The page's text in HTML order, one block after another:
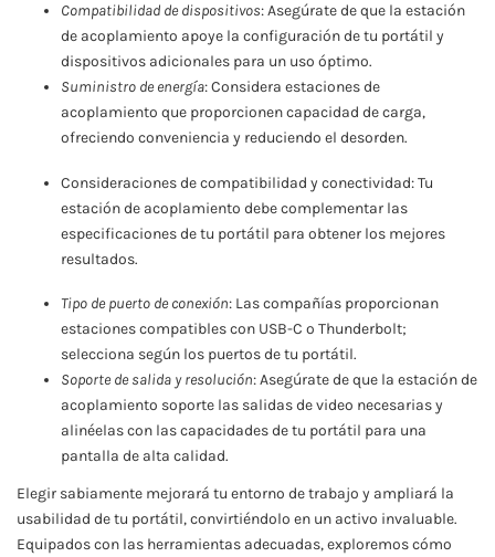
Compatibilidad de dispositivos: Asegúrate de que la estación
de acoplamiento apoye la configuración de tu portátil y
dispositivos adicionales para un uso óptimo.
Suministro de energía: Considera estaciones de
acoplamiento que proporcionen capacidad de carga,
ofreciendo conveniencia y reduciendo el desorden.
Consideraciones de compatibilidad y conectividad: Tu
estación de acoplamiento debe complementar las
especificaciones de tu portátil para obtener los mejores
resultados.
Tipo de puerto de conexión: Las compañías proporcionan
estaciones compatibles con USB-C o Thunderbolt;
selecciona según los puertos de tu portátil.
Soporte de salida y resolución: Asegúrate de que la estación de
acoplamiento soporte las salidas de video necesarias y
alinéelas con las capacidades de tu portátil para una
pantalla de alta calidad.
Elegir sabiamente mejorará tu entorno de trabajo y ampliará la
usabilidad de tu portátil, convirtiéndolo en un activo invaluable.
Equipados con las herramientas adecuadas, exploremos cómo